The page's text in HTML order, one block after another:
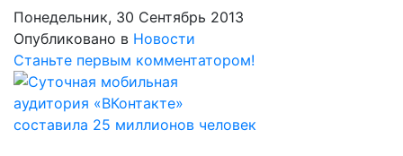
Понедельник, 30 Сентябрь 2013
Опубликовано в Новости
Станьте первым комментатором!